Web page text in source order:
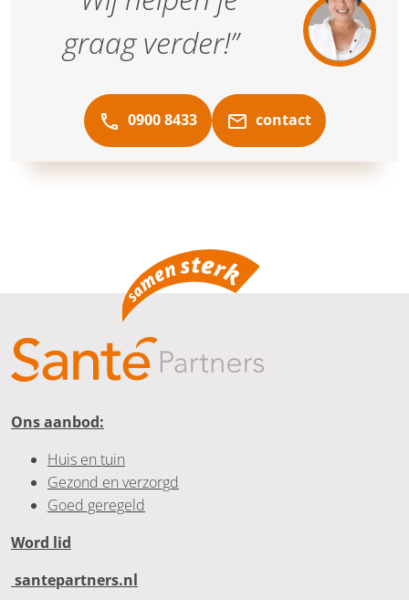
graag verder!”
0900 8433 contact
Ons aanbod:
Huis en tuin
Gezond en verzorgd
Goed geregeld
Word lid
santepartners.nl